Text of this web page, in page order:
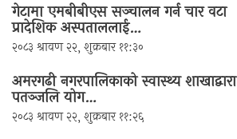
गेटामा एमबीबीएस सञ्चालन गर्न चार वटा
प्रादेशिक अस्पताललाई…
२०८३ श्रावण २२, शुक्रबार ११:३०
अमरगढी नगरपालिकाको स्वास्थ्य शाखाद्वारा
पतञ्जलि योग…
२०८३ श्रावण २२, शुक्रबार ११:२६